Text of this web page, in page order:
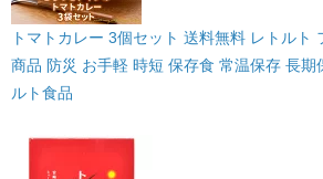
トマトカレー 3個セット 送料無料 レトルト
商品 防災 お手軽 時短 保存食 常温保存 長期
ルト食品